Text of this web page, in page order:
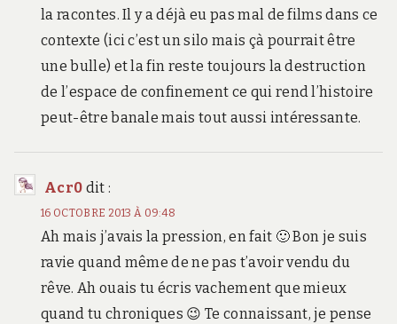
la racontes. Il y a déjà eu pas mal de films dans ce
contexte (ici c’est un silo mais çà pourrait être
une bulle) et la fin reste toujours la destruction
de l’espace de confinement ce qui rend l’histoire
peut-être banale mais tout aussi intéressante.
Acr0 dit :
16 OCTOBRE 2013 À 09:48
Ah mais j’avais la pression, en fait 🙂 Bon je suis
ravie quand même de ne pas t’avoir vendu du
rêve. Ah ouais tu écris vachement que mieux
quand tu chroniques 😉 Te connaissant, je pense